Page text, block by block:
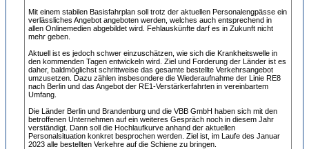
Mit einem stabilen Basisfahrplan soll trotz der aktuellen Personalengpässe ein
verlässliches Angebot angeboten werden, welches auch entsprechend in
allen Onlinemedien abgebildet wird. Fehlauskünfte darf es in Zukunft nicht
mehr geben.
Aktuell ist es jedoch schwer einzuschätzen, wie sich die Krankheitswelle in
den kommenden Tagen entwickeln wird. Ziel und Forderung der Länder ist es
daher, baldmöglichst schrittweise das gesamte bestellte Verkehrsangebot
umzusetzen. Dazu zählen insbesondere die Wiederaufnahme der Linie RE8
nach Berlin und das Angebot der RE1-Verstärkerfahrten in vereinbartem
Umfang.
Die Länder Berlin und Brandenburg und die VBB GmbH haben sich mit den
betroffenen Unternehmen auf ein weiteres Gespräch noch in diesem Jahr
verständigt. Dann soll die Hochlaufkurve anhand der aktuellen
Personalsituation konkret besprochen werden. Ziel ist, im Laufe des Januar
2023 alle bestellten Verkehre auf die Schiene zu bringen.